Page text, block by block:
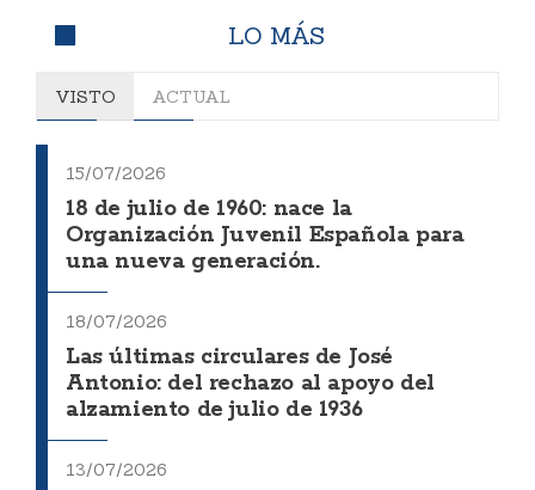
LO MÁS
VISTO ACTUAL
15/07/2026
18 de julio de 1960: nace la
Organización Juvenil Española para
una nueva generación.
18/07/2026
Las últimas circulares de José
Antonio: del rechazo al apoyo del
alzamiento de julio de 1936
13/07/2026